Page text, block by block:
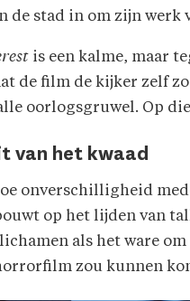
de stad in om zijn werk
is een kalme, maar
de film de kijker zelf
oorlogsgruwel. Op
van het kwaad
onverschilligheid
op het lijden van
als het ware
zou kunnen